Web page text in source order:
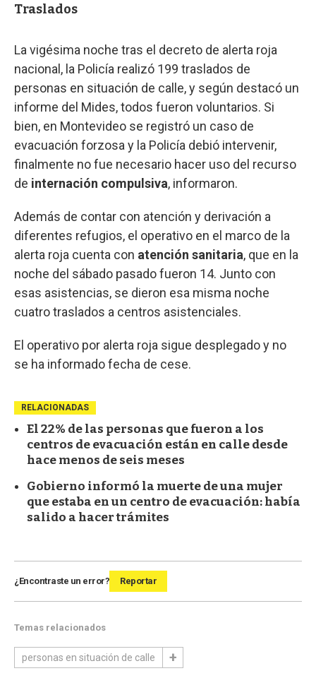
Traslados
La vigésima noche tras el decreto de alerta roja
nacional, la Policía realizó 199 traslados de
personas en situación de calle, y según destacó un
informe del Mides, todos fueron voluntarios. Si
bien, en Montevideo se registró un caso de
evacuación forzosa y la Policía debió intervenir,
finalmente no fue necesario hacer uso del recurso
de internación compulsiva, informaron.
Además de contar con atención y derivación a
diferentes refugios, el operativo en el marco de la
alerta roja cuenta con atención sanitaria, que en la
noche del sábado pasado fueron 14. Junto con
esas asistencias, se dieron esa misma noche
cuatro traslados a centros asistenciales.
El operativo por alerta roja sigue desplegado y no
se ha informado fecha de cese.
RELACIONADAS
El 22% de las personas que fueron a los
centros de evacuación están en calle desde
hace menos de seis meses
Gobierno informó la muerte de una mujer
que estaba en un centro de evacuación: había
salido a hacer trámites
¿Encontraste un error? Reportar
Temas relacionados
personas en situación de calle